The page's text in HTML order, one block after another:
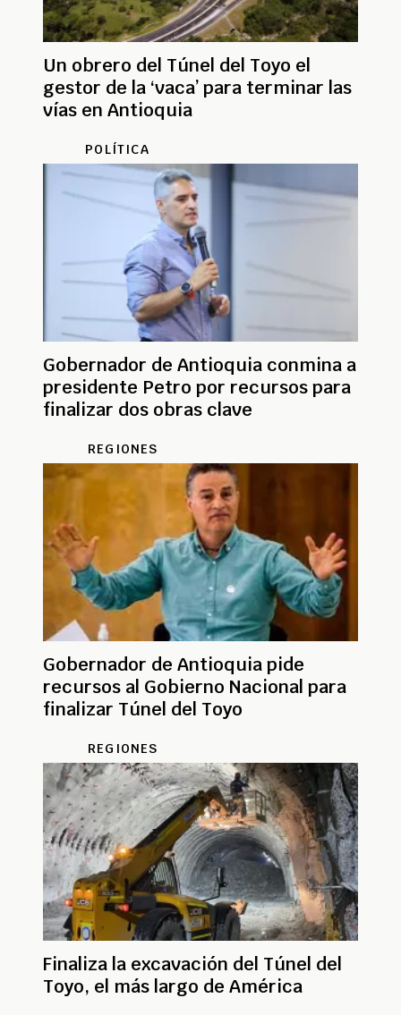
Un obrero del Túnel del Toyo el
gestor de la ‘vaca’ para terminar las
vías en Antioquia
POLÍTICA
Gobernador de Antioquia conmina a
presidente Petro por recursos para
finalizar dos obras clave
REGIONES
Gobernador de Antioquia pide
recursos al Gobierno Nacional para
finalizar Túnel del Toyo
REGIONES
Finaliza la excavación del Túnel del
Toyo, el más largo de América